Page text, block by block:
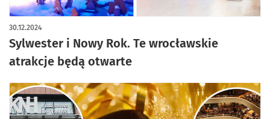
Sylwester i Nowy Rok. Te wrocławskie
atrakcje będą otwarte
30.12.2024